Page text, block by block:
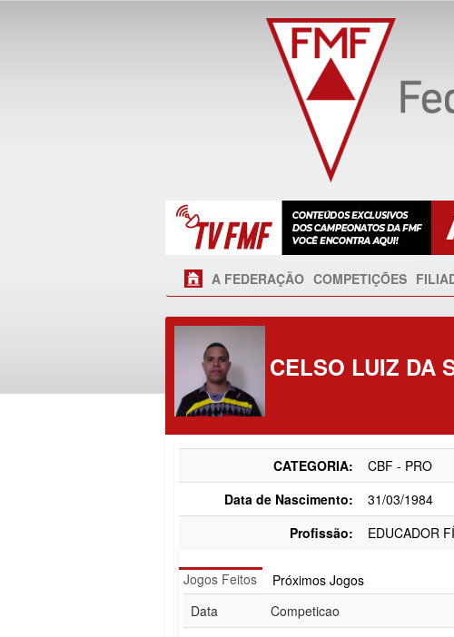
A FEDERAÇÃO COMPETIÇÕES
CELSO LUIZ DA
CATEGORIA:
CBF - PRO
Data de Nascimento:
31/03/1984
Profissão:
EDUCADOR
Jogos Feitos
Próximos Jogos
Data
Competicao